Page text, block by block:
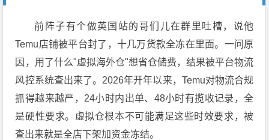
前阵子有个做英国站的哥们儿在群里吐槽，说他
Temu店铺被平台封了，十几万货款全冻在里面。一问原
因，用了什么"虚拟海外仓"想省仓储费，结果被平台物流
风控系统查出来了。2026年开年以来，Temu对物流合规
抓得越来越严，24小时内出单、48小时有揽收记录，全
是硬性要求。虚拟仓根本不可能满足这些时效要求，被
查出来就是全店下架加资金冻结。